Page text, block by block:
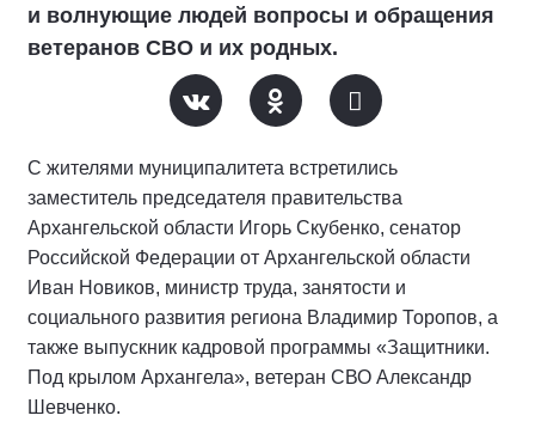
и волнующие людей вопросы и обращения
ветеранов СВО и их родных.
С жителями муниципалитета встретились
заместитель председателя правительства
Архангельской области Игорь Скубенко, сенатор
Российской Федерации от Архангельской области
Иван Новиков, министр труда, занятости и
социального развития региона Владимир Торопов, а
также выпускник кадровой программы «Защитники.
Под крылом Архангела», ветеран СВО Александр
Шевченко.